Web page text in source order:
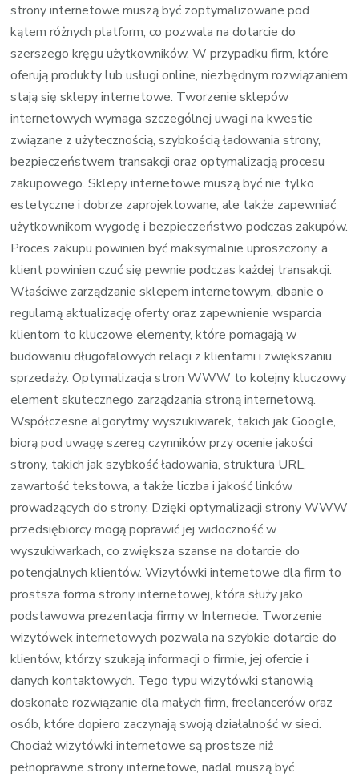
strony internetowe muszą być zoptymalizowane pod
kątem różnych platform, co pozwala na dotarcie do
szerszego kręgu użytkowników. W przypadku firm, które
oferują produkty lub usługi online, niezbędnym rozwiązaniem
stają się sklepy internetowe. Tworzenie sklepów
internetowych wymaga szczególnej uwagi na kwestie
związane z użytecznością, szybkością ładowania strony,
bezpieczeństwem transakcji oraz optymalizacją procesu
zakupowego. Sklepy internetowe muszą być nie tylko
estetyczne i dobrze zaprojektowane, ale także zapewniać
użytkownikom wygodę i bezpieczeństwo podczas zakupów.
Proces zakupu powinien być maksymalnie uproszczony, a
klient powinien czuć się pewnie podczas każdej transakcji.
Właściwe zarządzanie sklepem internetowym, dbanie o
regularną aktualizację oferty oraz zapewnienie wsparcia
klientom to kluczowe elementy, które pomagają w
budowaniu długofalowych relacji z klientami i zwiększaniu
sprzedaży. Optymalizacja stron WWW to kolejny kluczowy
element skutecznego zarządzania stroną internetową.
Współczesne algorytmy wyszukiwarek, takich jak Google,
biorą pod uwagę szereg czynników przy ocenie jakości
strony, takich jak szybkość ładowania, struktura URL,
zawartość tekstowa, a także liczba i jakość linków
prowadzących do strony. Dzięki optymalizacji strony WWW
przedsiębiorcy mogą poprawić jej widoczność w
wyszukiwarkach, co zwiększa szanse na dotarcie do
potencjalnych klientów. Wizytówki internetowe dla firm to
prostsza forma strony internetowej, która służy jako
podstawowa prezentacja firmy w Internecie. Tworzenie
wizytówek internetowych pozwala na szybkie dotarcie do
klientów, którzy szukają informacji o firmie, jej ofercie i
danych kontaktowych. Tego typu wizytówki stanowią
doskonałe rozwiązanie dla małych firm, freelancerów oraz
osób, które dopiero zaczynają swoją działalność w sieci.
Chociaż wizytówki internetowe są prostsze niż
pełnoprawne strony internetowe, nadal muszą być